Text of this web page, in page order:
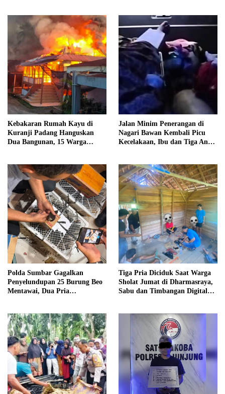
Kebakaran Rumah Kayu di
Kuranji Padang Hanguskan
Dua Bangunan, 15 Warga
Jalan Minim Penerangan di
Nagari Bawan Kembali Picu
Kecelakaan, Ibu dan Tiga Anak
Polda Sumbar Gagalkan
Penyelundupan 25 Burung Beo
Mentawai, Dua Pria
Tiga Pria Diciduk Saat Warga
Sholat Jumat di Dharmasraya,
Sabu dan Timbangan Digital